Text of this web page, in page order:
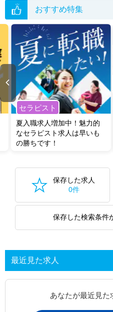
おすすめ特集
セラピスト
夏入職求人増加中！魅力的
なセラピスト求人は早いも
の勝ちです！
保存した求人
0件
保存した検索条件
最近見た求人
あなたが最近見た